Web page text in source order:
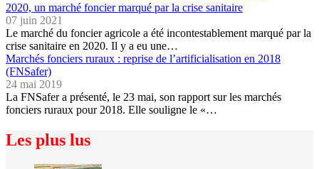
2020, un marché foncier marqué par la crise sanitaire
07 juin 2021
Le marché du foncier agricole a été incontestablement marqué par la
crise sanitaire en 2020. Il y a eu une…
Marchés fonciers ruraux : reprise de l’artificialisation en 2018
(FNSafer)
24 mai 2019
La FNSafer a présenté, le 23 mai, son rapport sur les marchés
fonciers ruraux pour 2018. Elle souligne le «…
Les plus lus